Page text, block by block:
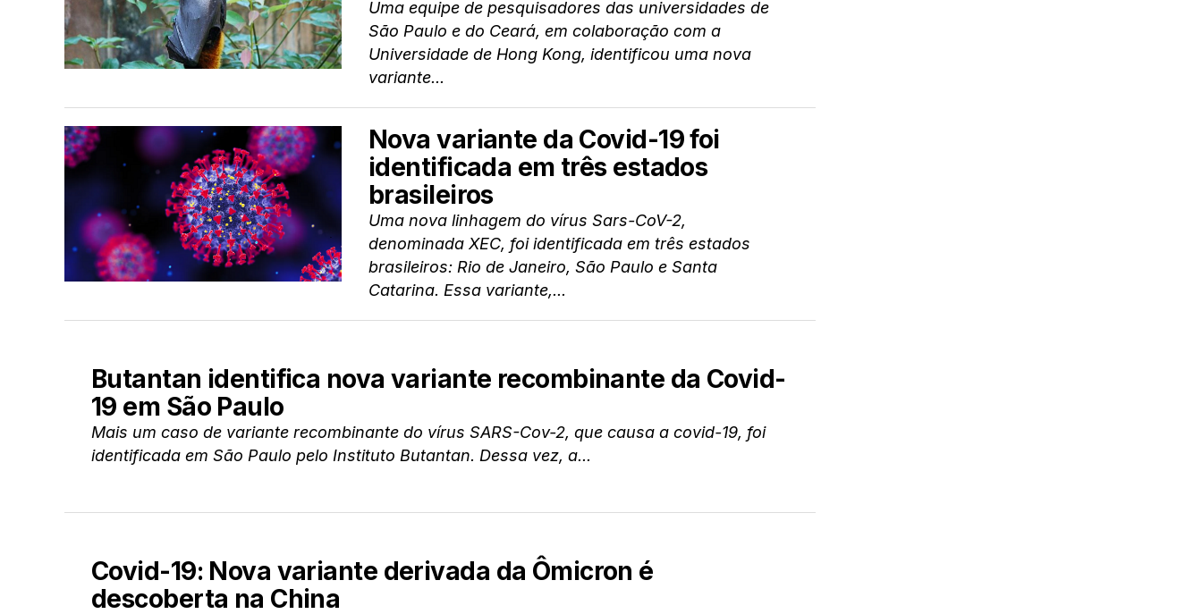
Uma equipe de pesquisadores das universidades de
São Paulo e do Ceará, em colaboração com a
Universidade de Hong Kong, identificou uma nova
variante...
Nova variante da Covid-19 foi
identificada em três estados
brasileiros
Uma nova linhagem do vírus Sars-CoV-2,
denominada XEC, foi identificada em três estados
brasileiros: Rio de Janeiro, São Paulo e Santa
Catarina. Essa variante,...
Butantan identifica nova variante recombinante da Covid-
19 em São Paulo
Mais um caso de variante recombinante do vírus SARS-Cov-2, que causa a covid-19, foi
identificada em São Paulo pelo Instituto Butantan. Dessa vez, a...
Covid-19: Nova variante derivada da Ômicron é
descoberta na China